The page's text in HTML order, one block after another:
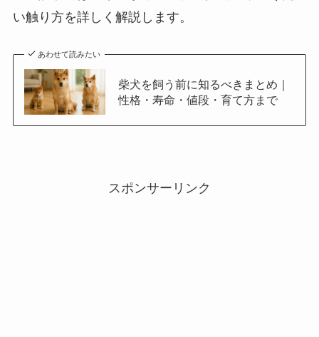
い触り方を詳しく解説します。
あわせて読みたい
柴犬を飼う前に知るべきまとめ｜
性格・寿命・値段・育て方まで
スポンサーリンク